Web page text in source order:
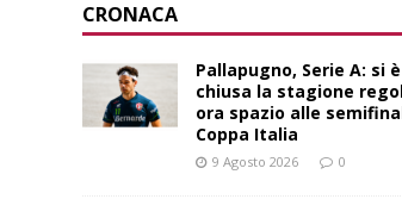
CRONACA
Pallapugno, Serie A: si è
chiusa la stagione
ora spazio alle
Coppa Italia
9 Agosto 2026 0